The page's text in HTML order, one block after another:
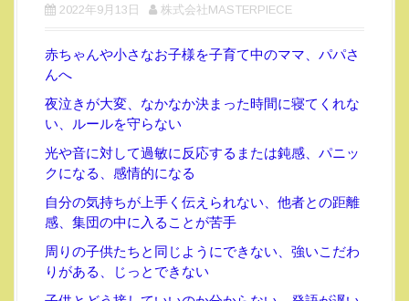
2022年9月13日 株式会社MASTERPIECE
赤ちゃんや小さなお子様を子育て中のママ、パパさ
んへ
夜泣きが大変、なかなか決まった時間に寝てくれな
い、ルールを守らない
光や音に対して過敏に反応するまたは鈍感、パニッ
クになる、感情的になる
自分の気持ちが上手く伝えられない、他者との距離
感、集団の中に入ることが苦手
周りの子供たちと同じようにできない、強いこだわ
りがある、じっとできない